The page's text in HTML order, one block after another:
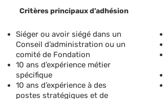
Critères principaux d’adhésion
Siéger ou avoir siégé dans un
Conseil d’administration ou un
comité de Fondation
10 ans d’expérience métier
spécifique
10 ans d’expérience à des
postes stratégiques et de